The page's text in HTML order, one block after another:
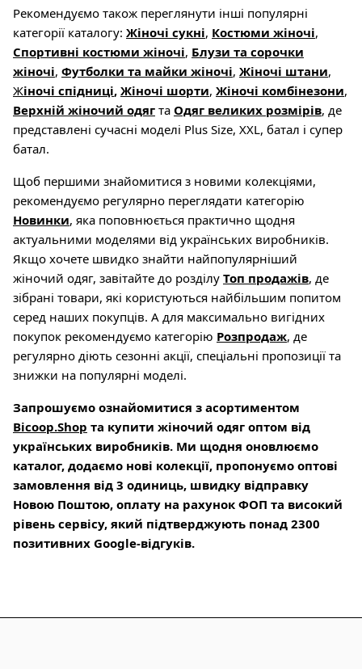
Рекомендуємо також переглянути інші популярні
категорії каталогу: Жіночі сукні, Костюми жіночі,
Спортивні костюми жіночі, Блузи та сорочки
жіночі, Футболки та майки жіночі, Жіночі штани,
Жіночі спідниці, Жіночі шорти, Жіночі комбінезони,
Верхній жіночий одяг та Одяг великих розмірів, де
представлені сучасні моделі Plus Size, XXL, батал і супер
батал.
Щоб першими знайомитися з новими колекціями,
рекомендуємо регулярно переглядати категорію
Новинки, яка поповнюється практично щодня
актуальними моделями від українських виробників.
Якщо хочете швидко знайти найпопулярніший
жіночий одяг, завітайте до розділу Топ продажів, де
зібрані товари, які користуються найбільшим попитом
серед наших покупців. А для максимально вигідних
покупок рекомендуємо категорію Розпродаж, де
регулярно діють сезонні акції, спеціальні пропозиції та
знижки на популярні моделі.
Запрошуємо ознайомитися з асортиментом
Bicoop.Shop та купити жіночий одяг оптом від
українських виробників. Ми щодня оновлюємо
каталог, додаємо нові колекції, пропонуємо оптові
замовлення від 3 одиниць, швидку відправку
Новою Поштою, оплату на рахунок ФОП та високий
рівень сервісу, який підтверджують понад 2300
позитивних Google-відгуків.